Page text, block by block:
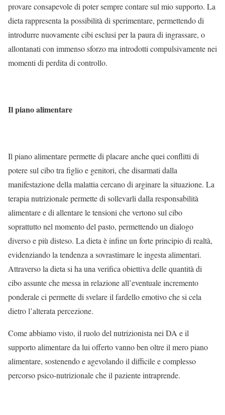
provare consapevole di poter sempre contare sul mio supporto. La
dieta rappresenta la possibilità di sperimentare, permettendo di
introdurre nuovamente cibi esclusi per la paura di ingrassare, o
allontanati con immenso sforzo ma introdotti compulsivamente nei
momenti di perdita di controllo.
Il piano alimentare
Il piano alimentare permette di placare anche quei conflitti di
potere sul cibo tra figlio e genitori, che disarmati dalla
manifestazione della malattia cercano di arginare la situazione. La
terapia nutrizionale permette di sollevarli dalla responsabilità
alimentare e di allentare le tensioni che vertono sul cibo
soprattutto nel momento del pasto, permettendo un dialogo
diverso e più disteso. La dieta è infine un forte principio di realtà,
evidenziando la tendenza a sovrastimare le ingesta alimentari.
Attraverso la dieta si ha una verifica obiettiva delle quantità di
cibo assunte che messa in relazione all’eventuale incremento
ponderale ci permette di svelare il fardello emotivo che si cela
dietro l’alterata percezione.
Come abbiamo visto, il ruolo del nutrizionista nei DA e il
supporto alimentare da lui offerto vanno ben oltre il mero piano
alimentare, sostenendo e agevolando il difficile e complesso
percorso psico-nutrizionale che il paziente intraprende.